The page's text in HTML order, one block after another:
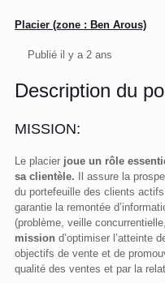
Placier (zone : Ben Arous)
Publié il y a 2 ans
Description du
MISSION:
Le placier joue un rôle
sa clientèle. Il assure la
du portefeuille des clients
garantie la remontée
(problème, veille
mission d’optimiser l’atteinte
objectifs de vente et de
qualité des ventes et par la